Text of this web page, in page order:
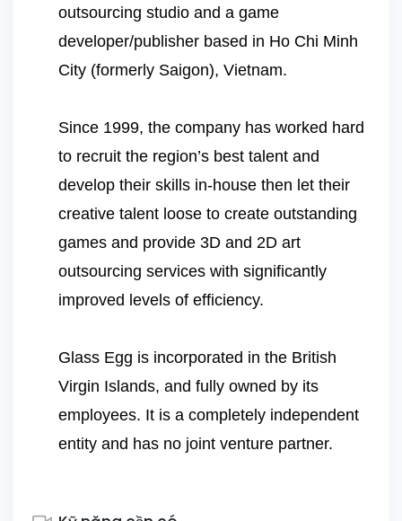
outsourcing studio and a game
developer/publisher based in Ho Chi Minh
City (formerly Saigon), Vietnam.
Since 1999, the company has worked hard
to recruit the region’s best talent and
develop their skills in-house then let their
creative talent loose to create outstanding
games and provide 3D and 2D art
outsourcing services with significantly
improved levels of efficiency.
Glass Egg is incorporated in the British
Virgin Islands, and fully owned by its
employees. It is a completely independent
entity and has no joint venture partner.